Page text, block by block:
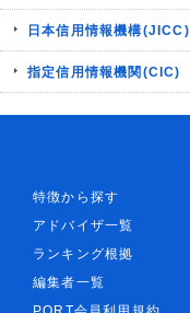
日本信用情報機構(JICC)
指定信用情報機関(CIC)
特徴から探す
アドバイザ一覧
ランキング根拠
編集者一覧